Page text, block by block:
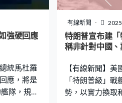
強硬回應
統馬杜羅
應，將是
隊，規模
有線新聞
特朗普宣布建
稱非針對中國
【有線新聞】
「特朗普級」
勢，以實力換取